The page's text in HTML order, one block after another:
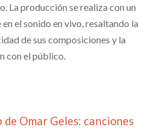
La producción se realiza con un
el sonido en vivo, resaltando la
de sus composiciones y la
con el público.
de Omar Geles: canciones